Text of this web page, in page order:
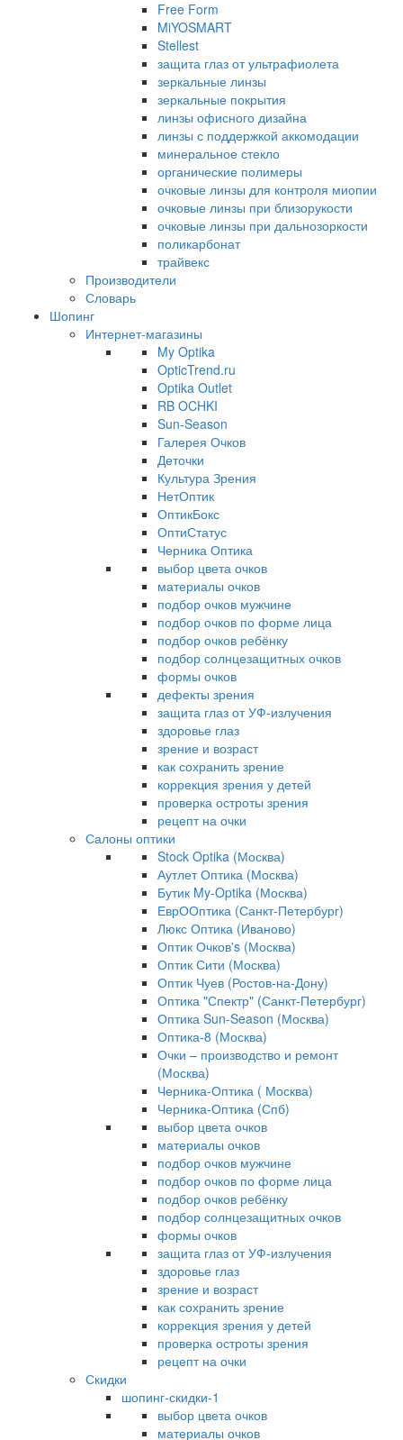
Free Form
MiYOSMART
Stellest
защита глаз от ультрафиолета
зеркальные линзы
зеркальные покрытия
линзы офисного дизайна
линзы с поддержкой аккомодации
минеральное стекло
органические полимеры
очковые линзы для контроля миопии
очковые линзы при близорукости
очковые линзы при дальнозоркости
поликарбонат
трайвекс
Производители
Словарь
Шопинг
Интернет-магазины
My Optika
OpticTrend.ru
Optika Outlet
RB OCHKI
Sun-Season
Галерея Очков
Деточки
Культура Зрения
НетОптик
ОптикБокс
ОптиСтатус
Черника Оптика
выбор цвета очков
материалы очков
подбор очков мужчине
подбор очков по форме лица
подбор очков ребёнку
подбор солнцезащитных очков
формы очков
дефекты зрения
защита глаз от УФ-излучения
здоровье глаз
зрение и возраст
как сохранить зрение
коррекция зрения у детей
проверка остроты зрения
рецепт на очки
Салоны оптики
Stock Optika (Москва)
Аутлет Оптика (Москва)
Бутик My-Optika (Москва)
ЕврООптика (Санкт-Петербург)
Люкс Оптика (Иваново)
Оптик Очков's (Москва)
Оптик Сити (Москва)
Оптик Чуев (Ростов-на-Дону)
Оптика "Спектр" (Санкт-Петербург)
Оптика Sun-Season (Москва)
Оптика-8 (Москва)
Очки – производство и ремонт
(Москва)
Черника-Оптика ( Москва)
Черника-Оптика (Спб)
выбор цвета очков
материалы очков
подбор очков мужчине
подбор очков по форме лица
подбор очков ребёнку
подбор солнцезащитных очков
формы очков
защита глаз от УФ-излучения
здоровье глаз
зрение и возраст
как сохранить зрение
коррекция зрения у детей
проверка остроты зрения
рецепт на очки
Скидки
шопинг-скидки-1
выбор цвета очков
материалы очков